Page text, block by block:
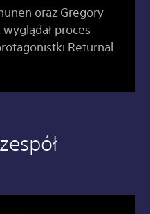
oraz Gregory
proces
Returnal